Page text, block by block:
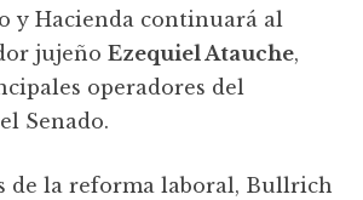
y Hacienda continuará al
jujeñoEzequiel Atauche,
operadores del
Senado.
de la reforma laboral, Bullrich